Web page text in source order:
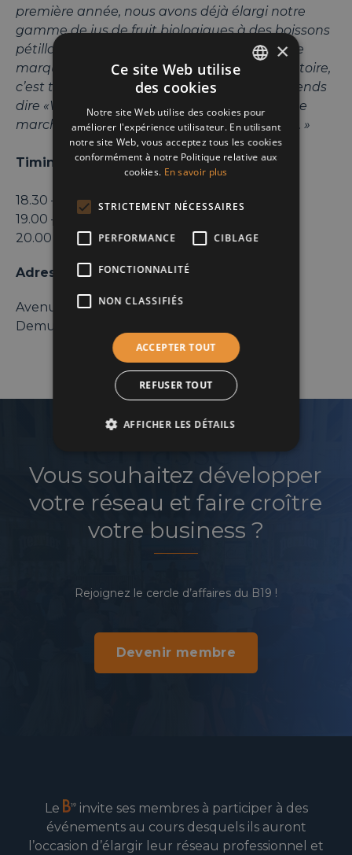
première année, nous avons déjà élargi notre
gamme de jus de fruit biologiques à des boissons
pétillantes biologiques, et lancé une nouvelle
marque: Fruji. Pouvoir écrire une nouvelle histoire,
c’est tellement passionnant. Et lorsque j’entends
dire «Wow, super marque!», j’ai l’impression de
marcher sur un petit nuage toute la journée. »
Timing :
18.30 – 19.00 : Onthaal / Accueil
19.00 – 20.00 : Conferentie / Conférence
20.00 – 21.00 : Drink & networking
Adresse:
Avenue du Bourgmestre Etienne
Demunterlaan, 5 – 1090 Jette
Vous souhaitez développer
votre réseau et faire croître
votre business ?
Rejoignez le cercle d’affaires du B19 !
Devenir membre
Le
invite ses membres à participer à des
événements au cours desquels ils auront
l’occasion d’élargir leur réseau professionnel et
FRENCH
DUTCH
×
Ce site Web utilise
des cookies
Notre site Web utilise des cookies pour
améliorer l'expérience utilisateur. En utilisant
notre site Web, vous acceptez tous les cookies
conformément à notre Politique relative aux
cookies. En savoir plus
STRICTEMENT NÉCESSAIRES
PERFORMANCE CIBLAGE
FONCTIONNALITÉ
NON CLASSIFIÉS
ACCEPTER TOUT
REFUSER TOUT
AFFICHER LES DÉTAILS